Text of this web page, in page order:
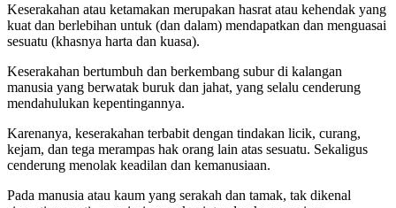
Keserakahan atau ketamakan merupakan hasrat atau kehendak yang
kuat dan berlebihan untuk (dan dalam) mendapatkan dan menguasai
sesuatu (khasnya harta dan kuasa).
Keserakahan bertumbuh dan berkembang subur di kalangan
manusia yang berwatak buruk dan jahat, yang selalu cenderung
mendahulukan kepentingannya.
Karenanya, keserakahan terbabit dengan tindakan licik, curang,
kejam, dan tega merampas hak orang lain atas sesuatu. Sekaligus
cenderung menolak keadilan dan kemanusiaan.
Pada manusia atau kaum yang serakah dan tamak, tak dikenal